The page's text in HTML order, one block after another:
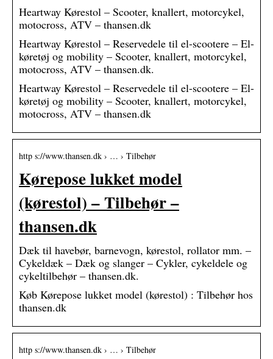
Heartway Kørestol – Scooter, knallert, motorcykel,
motocross, ATV – thansen.dk
Heartway Kørestol – Reservedele til el-scootere – El-
køretøj og mobility – Scooter, knallert, motorcykel,
motocross, ATV – thansen.dk.
Heartway Kørestol – Reservedele til el-scootere – El-
køretøj og mobility – Scooter, knallert, motorcykel,
motocross, ATV – thansen.dk
http s://www.thansen.dk › … › Tilbehør
Kørepose lukket model
(kørestol) – Tilbehør –
thansen.dk
Dæk til havebør, barnevogn, kørestol, rollator mm. –
Cykeldæk – Dæk og slanger – Cykler, cykeldele og
cykeltilbehør – thansen.dk.
Køb Kørepose lukket model (kørestol) : Tilbehør hos
thansen.dk
http s://www.thansen.dk › … › Tilbehør